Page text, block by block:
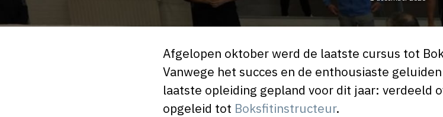
Afgelopen oktober werd de laatste cursus tot
Vanwege het succes en de enthousiaste
laatste opleiding gepland voor dit jaar: verdeeld
opgeleid tot Boksfitinstructeur.